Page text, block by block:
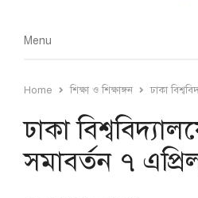
Menu
Menu
Home শিক্ষা ও শিক্ষাঙ্গন ঢাকা
ঢাকা
সমাবর্তন ৭